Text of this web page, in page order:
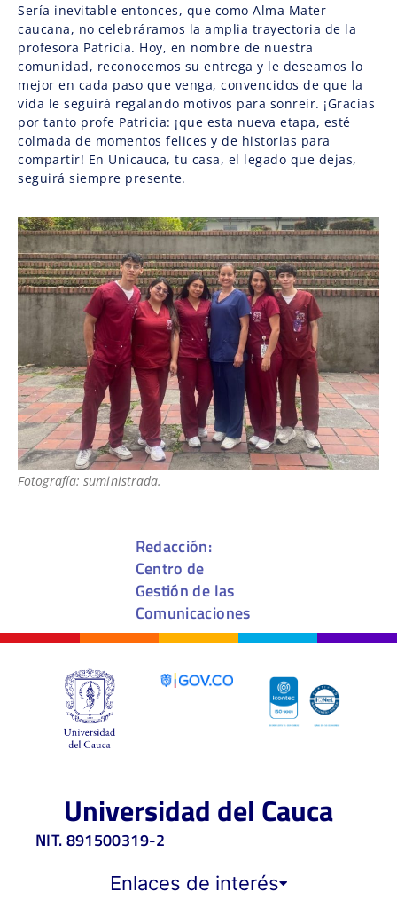
Sería inevitable entonces, que como Alma Mater
caucana, no celebráramos la amplia trayectoria de la
profesora Patricia. Hoy, en nombre de nuestra
comunidad, reconocemos su entrega y le deseamos lo
mejor en cada paso que venga, convencidos de que la
vida le seguirá regalando motivos para sonreír. ¡Gracias
por tanto profe Patricia: ¡que esta nueva etapa, esté
colmada de momentos felices y de historias para
compartir! En Unicauca, tu casa, el legado que dejas,
seguirá siempre presente.
Fotografía: suministrada.
Redacción:
Centro de
Gestión de las
Comunicaciones
Universidad del Cauca
NIT. 891500319-2
Enlaces de interés